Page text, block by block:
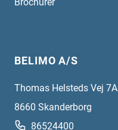
Brochurer
BELIMO A/S
Thomas Helsteds Vej 7A
8660 Skanderborg
86524400